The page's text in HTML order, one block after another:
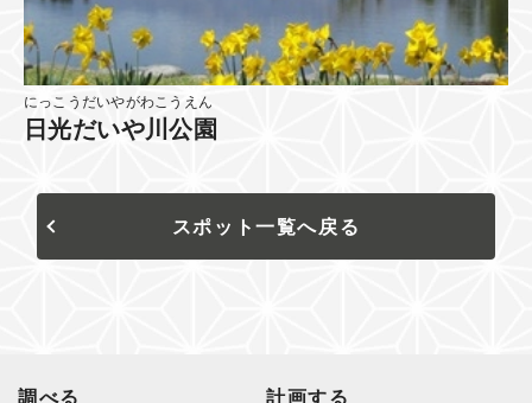
にっこうだいやがわこうえん
日光だいや川公園
スポット一覧へ戻る
調べる 計画する